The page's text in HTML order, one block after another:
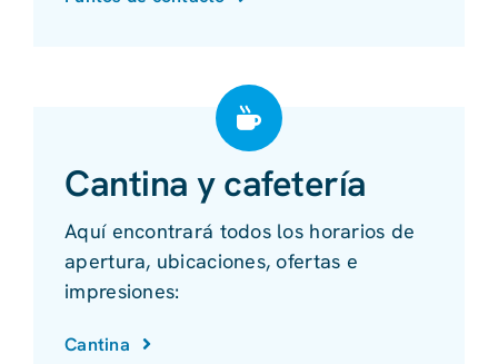
Cantina y cafetería
Aquí encontrará todos los horarios de
apertura, ubicaciones, ofertas e
impresiones:
Cantina